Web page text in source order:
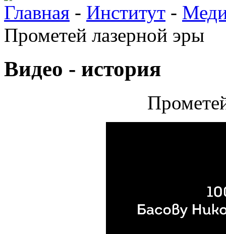
Главная - Институт -
Прометей лазерной эры
Видео - история